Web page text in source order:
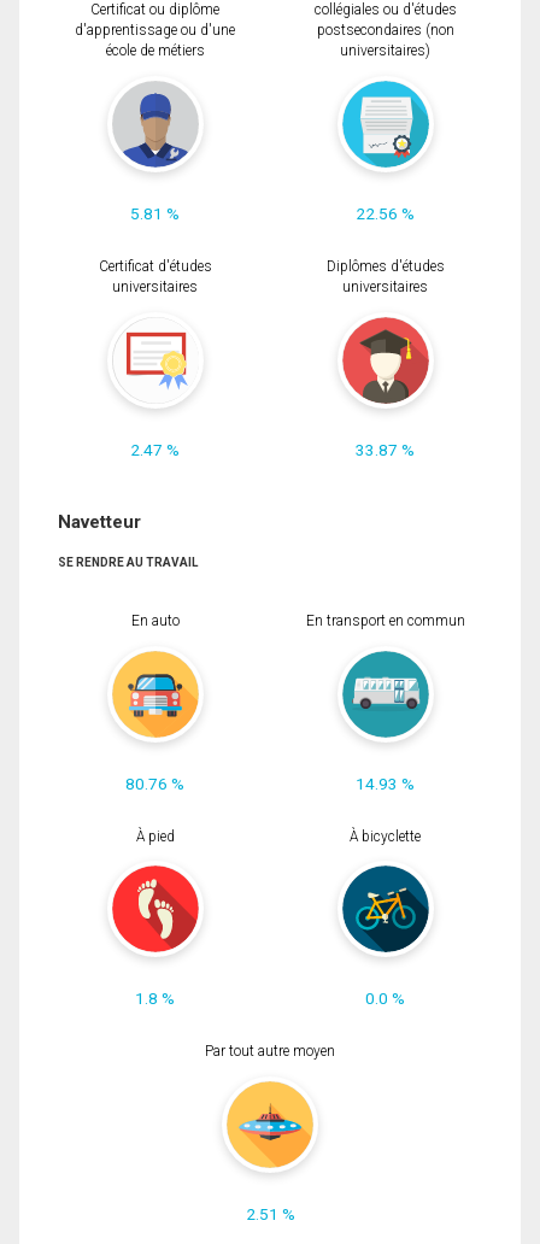
Certificat ou diplôme
d'apprentissage ou d'une
école de métiers
5.81 %
collégiales ou d'études
postsecondaires (non
universitaires)
22.56 %
Certificat d'études
universitaires
2.47 %
Diplômes d'études
universitaires
33.87 %
Navetteur
SE RENDRE AU TRAVAIL
En auto
80.76 %
En transport en commun
14.93 %
À pied
1.8 %
À bicyclette
0.0 %
Par tout autre moyen
2.51 %